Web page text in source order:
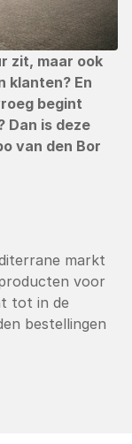
zit, maar ook
klanten? En
begint
Dan is deze
van den Bor
markt
voor
tot in de
bestellingen